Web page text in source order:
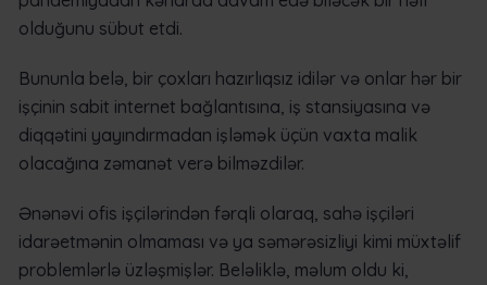
olduğunu sübut etdi.
Bununla belə, bir çoxları hazırlıqsız idilər və onlar hər bir
işçinin sabit internet bağlantısına, iş stansiyasına və
diqqətini yayındırmadan işləmək üçün vaxta malik
olacağına zəmanət verə bilməzdilər.
Ənənəvi ofis işçilərindən fərqli olaraq, sahə işçiləri
idarəetmənin olmaması və ya səmərəsizliyi kimi müxtəlif
problemlərlə üzləşmişlər. Beləliklə, məlum oldu ki,